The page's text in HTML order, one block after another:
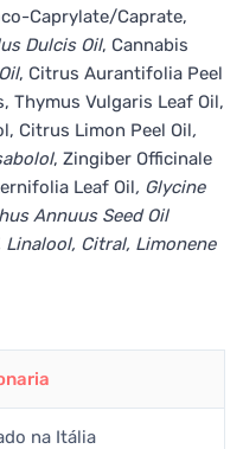
Caprylate/Caprate,
Dulcis Oil, Cannabis
, Citrus Aurantifolia Peel
Thymus Vulgaris Leaf Oil,
Citrus Limon Peel Oil,
, Zingiber Officinale
Leaf Oil, Glycine
Annuus Seed Oil
Linalool, Citral, Limonene
na Itália